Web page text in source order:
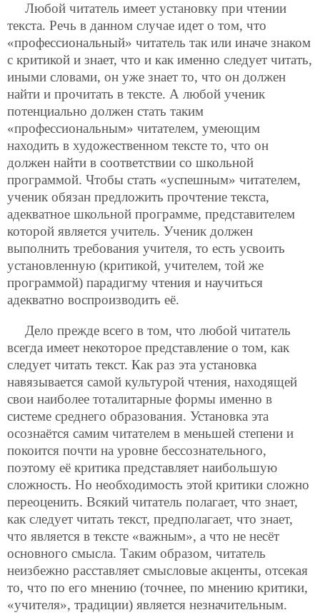
Любой читатель имеет установку при чтении
текста. Речь в данном случае идет о том, что
«профессиональный» читатель так или иначе знаком
с критикой и знает, что и как именно следует читать,
иными словами, он уже знает то, что он должен
найти и прочитать в тексте. А любой ученик
потенциально должен стать таким
«профессиональным» читателем, умеющим
находить в художественном тексте то, что он
должен найти в соответствии со школьной
программой. Чтобы стать «успешным» читателем,
ученик обязан предложить прочтение текста,
адекватное школьной программе, представителем
которой является учитель. Ученик должен
выполнить требования учителя, то есть усвоить
установленную (критикой, учителем, той же
программой) парадигму чтения и научиться
адекватно воспроизводить её.
Дело прежде всего в том, что любой читатель
всегда имеет некоторое представление о том, как
следует читать текст. Как раз эта установка
навязывается самой культурой чтения, находящей
свои наиболее тоталитарные формы именно в
системе среднего образования. Установка эта
осознаётся самим читателем в меньшей степени и
покоится почти на уровне бессознательного,
поэтому её критика представляет наибольшую
сложность. Но необходимость этой критики сложно
переоценить. Всякий читатель полагает, что знает,
как следует читать текст, предполагает, что знает,
что является в тексте «важным», а что не несёт
основного смысла. Таким образом, читатель
неизбежно расставляет смысловые акценты, отсекая
то, что по его мнению (точнее, по мнению критики,
«учителя», традиции) является незначительным.